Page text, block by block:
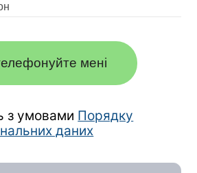
мені
з умовами Порядку
даних